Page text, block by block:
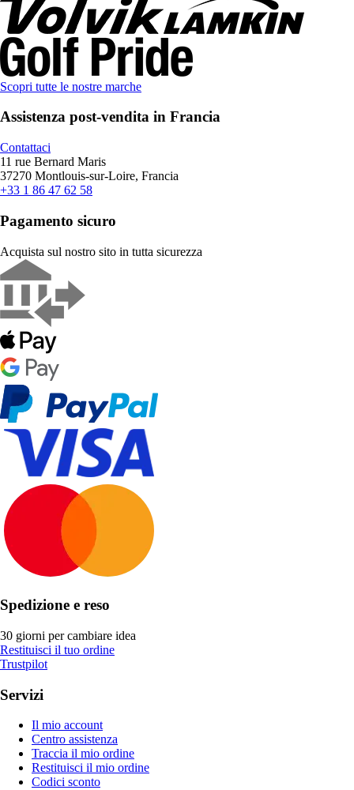
Scopri tutte le nostre marche
Assistenza post-vendita in Francia
Contattaci
11 rue Bernard Maris
37270 Montlouis-sur-Loire, Francia
+33 1 86 47 62 58
Pagamento sicuro
Acquista sul nostro sito in tutta sicurezza
Spedizione e reso
30 giorni per cambiare idea
Restituisci il tuo ordine
Trustpilot
Servizi
Il mio account
Centro assistenza
Traccia il mio ordine
Restituisci il mio ordine
Codici sconto